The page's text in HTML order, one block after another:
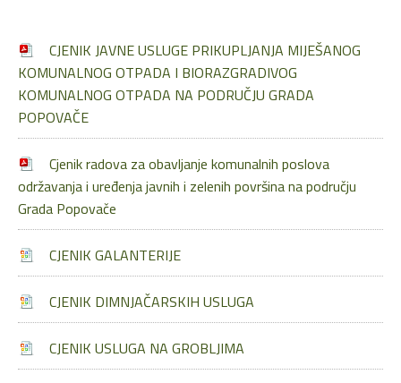
CJENIK JAVNE USLUGE PRIKUPLJANJA MIJEŠANOG
KOMUNALNOG OTPADA I BIORAZGRADIVOG
KOMUNALNOG OTPADA NA PODRUČJU GRADA
POPOVAČE
Cjenik radova za obavljanje komunalnih poslova
održavanja i uređenja javnih i zelenih površina na području
Grada Popovače
CJENIK GALANTERIJE
CJENIK DIMNJAČARSKIH USLUGA
CJENIK USLUGA NA GROBLJIMA